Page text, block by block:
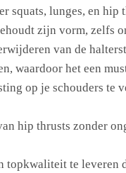
squats, lunges, en hip
zijn vorm, zelfs
van de
waardoor het een
op je schouders te
hip thrusts zonder
te